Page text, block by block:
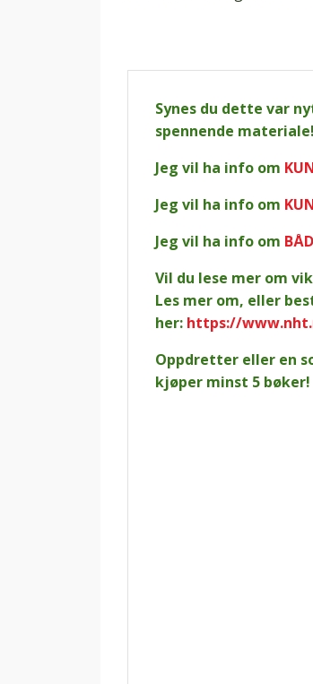
Synes du dette var
spennende
Jeg vil ha info om
Jeg vil ha info om
Jeg vil ha info om
Vil du lese mer om
Les mer om, eller
her: https://
Oppdretter eller en
kjøper minst 5 bøker!